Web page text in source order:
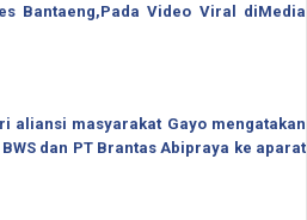
Bantaeng,Pada Video Viral diMedia
aliansi masyarakat Gayo mengatakan
dan PT Brantas Abipraya ke aparat